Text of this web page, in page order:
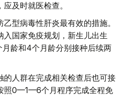
及时就医检查。
型病毒性肝炎最有效的措施。
入国家免疫规划，新生儿出生
龄和4个月龄分别接种后续两
的人群在完成相关检查后也可接
照0—1—6个月程序完成全程免